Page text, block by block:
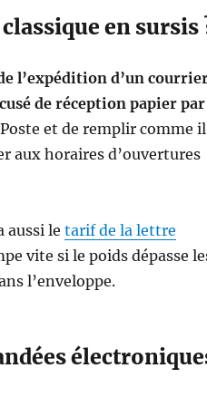
en sursis
l’expédition d’un
de réception papier par
et de remplir comme il
aux horaires d’ouvertures
aussi le tarif de la lettre
vite si le poids dépasse
l’enveloppe.